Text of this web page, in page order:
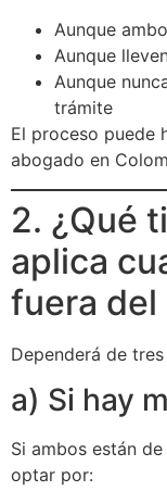
Aunque
Aunque
Aunque
trámite
El proceso puede
abogado en
2. ¿Qué
aplica
fuera del
Dependerá de
a) Si hay
Si ambos están
optar por: